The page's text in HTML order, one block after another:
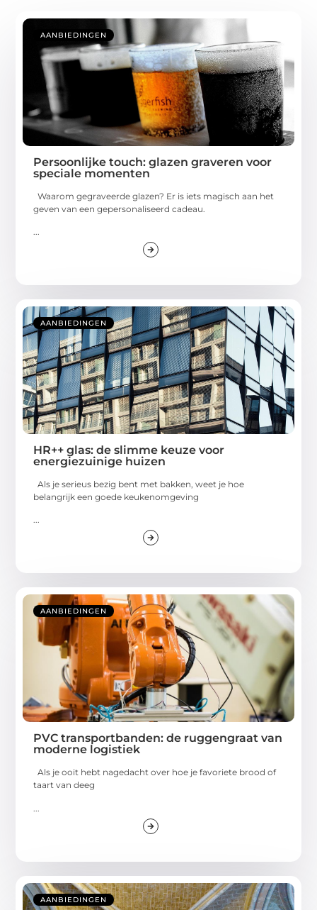
AANBIEDINGEN
Persoonlijke touch: glazen graveren voor
speciale momenten
Waarom gegraveerde glazen? Er is iets magisch aan het
geven van een gepersonaliseerd cadeau.
AANBIEDINGEN
HR++ glas: de slimme keuze voor
energiezuinige huizen
Als je serieus bezig bent met bakken, weet je hoe
belangrijk een goede keukenomgeving
...
AANBIEDINGEN
PVC transportbanden: de ruggengraat van
moderne logistiek
Als je ooit hebt nagedacht over hoe je favoriete brood of
taart van deeg
AANBIEDINGEN